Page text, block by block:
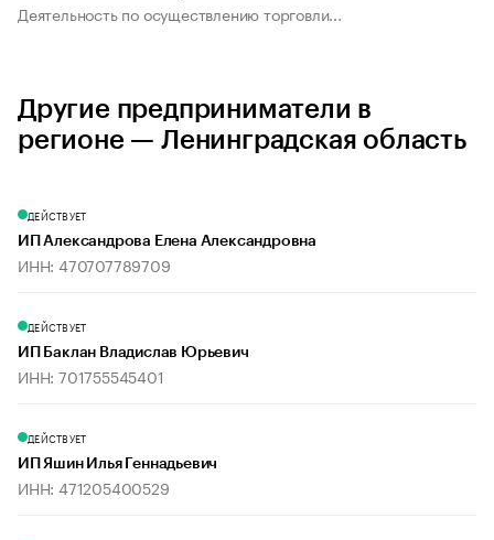
Деятельность по осуществлению торговли...
Другие предприниматели в
регионе — Ленинградская область
ДЕЙСТВУЕТ
ИП Александрова Елена Александровна
ИНН: 470707789709
ДЕЙСТВУЕТ
ИП Баклан Владислав Юрьевич
ИНН: 701755545401
ДЕЙСТВУЕТ
ИП Яшин Илья Геннадьевич
ИНН: 471205400529